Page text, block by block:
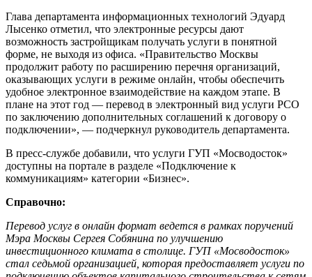
Глава департамента информационных технологий Эдуард
Лысенко отметил, что электронные ресурсы дают
возможность застройщикам получать услуги в понятной
форме, не выходя из офиса. «Правительство Москвы
продолжит работу по расширению перечня организаций,
оказывающих услуги в режиме онлайн, чтобы обеспечить
удобное электронное взаимодействие на каждом этапе. В
плане на этот год — перевод в электронный вид услуги РСО
по заключению дополнительных соглашений к договору о
подключении», — подчеркнул руководитель департамента.
В пресс-службе добавили, что услуги ГУП «Мосводосток»
доступны на портале в разделе «Подключение к
коммуникациям» категории «Бизнес».
Справочно:
Перевод услуг в онлайн формат ведется в рамках поручений
Мэра Москвы Сергея Собянина по улучшению
инвестиционного климата в столице. ГУП «Мосводосток»
стал седьмой организацией, которая предоставляет услуги по